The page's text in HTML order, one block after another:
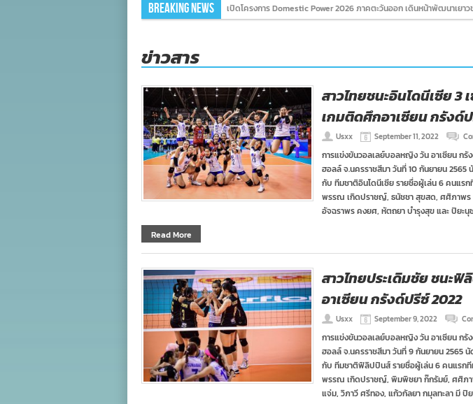
Breaking News ภาครัฐ ภาคเอกชนรวมพลั
ข่าวสาร
สาวไทยชนะอินโดนีเซีย 3
เกมติดศึกอาเซียน กรังด์
Usxx September 11, 2022
การแข่งขันวอลเลย์บอลหญิง วัน อาเซียน ก
ฮอลล์ จ.นครราชสีมา วันที่ 10 กันยายน
กับ ทีมชาติอินโดนีเซีย รายชื่อผู้เล่น 6 คนแร
พรรณ เกิดปราชญ์, ธนัชชา สุขสด, ศศิภาพร
อัจฉราพร คงยศ, หัตถยา บำรุงสุข และ ปิยะนุ
Read More
สาวไทยประเดิมชัย ชนะฟิ
อาเซียน กรังด์ปรีซ์ 2022
Usxx September 9, 2022
การแข่งขันวอลเลย์บอลหญิง วัน อาเซียน ก
ฮอลล์ จ.นครราชสีมา วันที่ 9 กันยายน 2565
กับ ทีมชาติฟิลิปปินส์ รายชื่อผู้เล่น 6 คนแรก
พรรณ เกิดปราชญ์, พิมพิชยา ก๊กรัมย์, ศศิภา
แจ่ม, วิภาวี ศรีทอง, แก้วกัลยา กมุลทะลา มี ปิ